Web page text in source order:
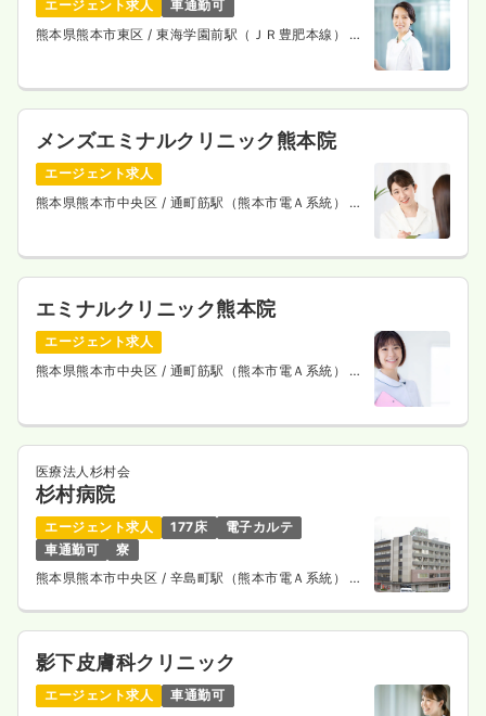
エージェント求人
車通勤可
熊本県熊本市東区 / 東海学園前駅（ＪＲ豊肥本線） 徒
メンズエミナルクリニック熊本院
エージェント求人
熊本県熊本市中央区 / 通町筋駅（熊本市電Ａ系統） 徒
エミナルクリニック熊本院
エージェント求人
熊本県熊本市中央区 / 通町筋駅（熊本市電Ａ系統） 徒
医療法人杉村会
杉村病院
エージェント求人 177床
電子カルテ
車通勤可
寮
熊本県熊本市中央区 / 辛島町駅（熊本市電Ａ系統） 徒
影下皮膚科クリニック
エージェント求人
車通勤可